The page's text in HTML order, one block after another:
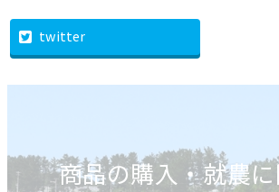
twitter
商品の購入・就農